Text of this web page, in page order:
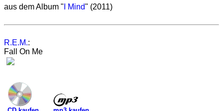
aus dem Album " I Mind" (2011)
R.E.M.:
Fall On Me